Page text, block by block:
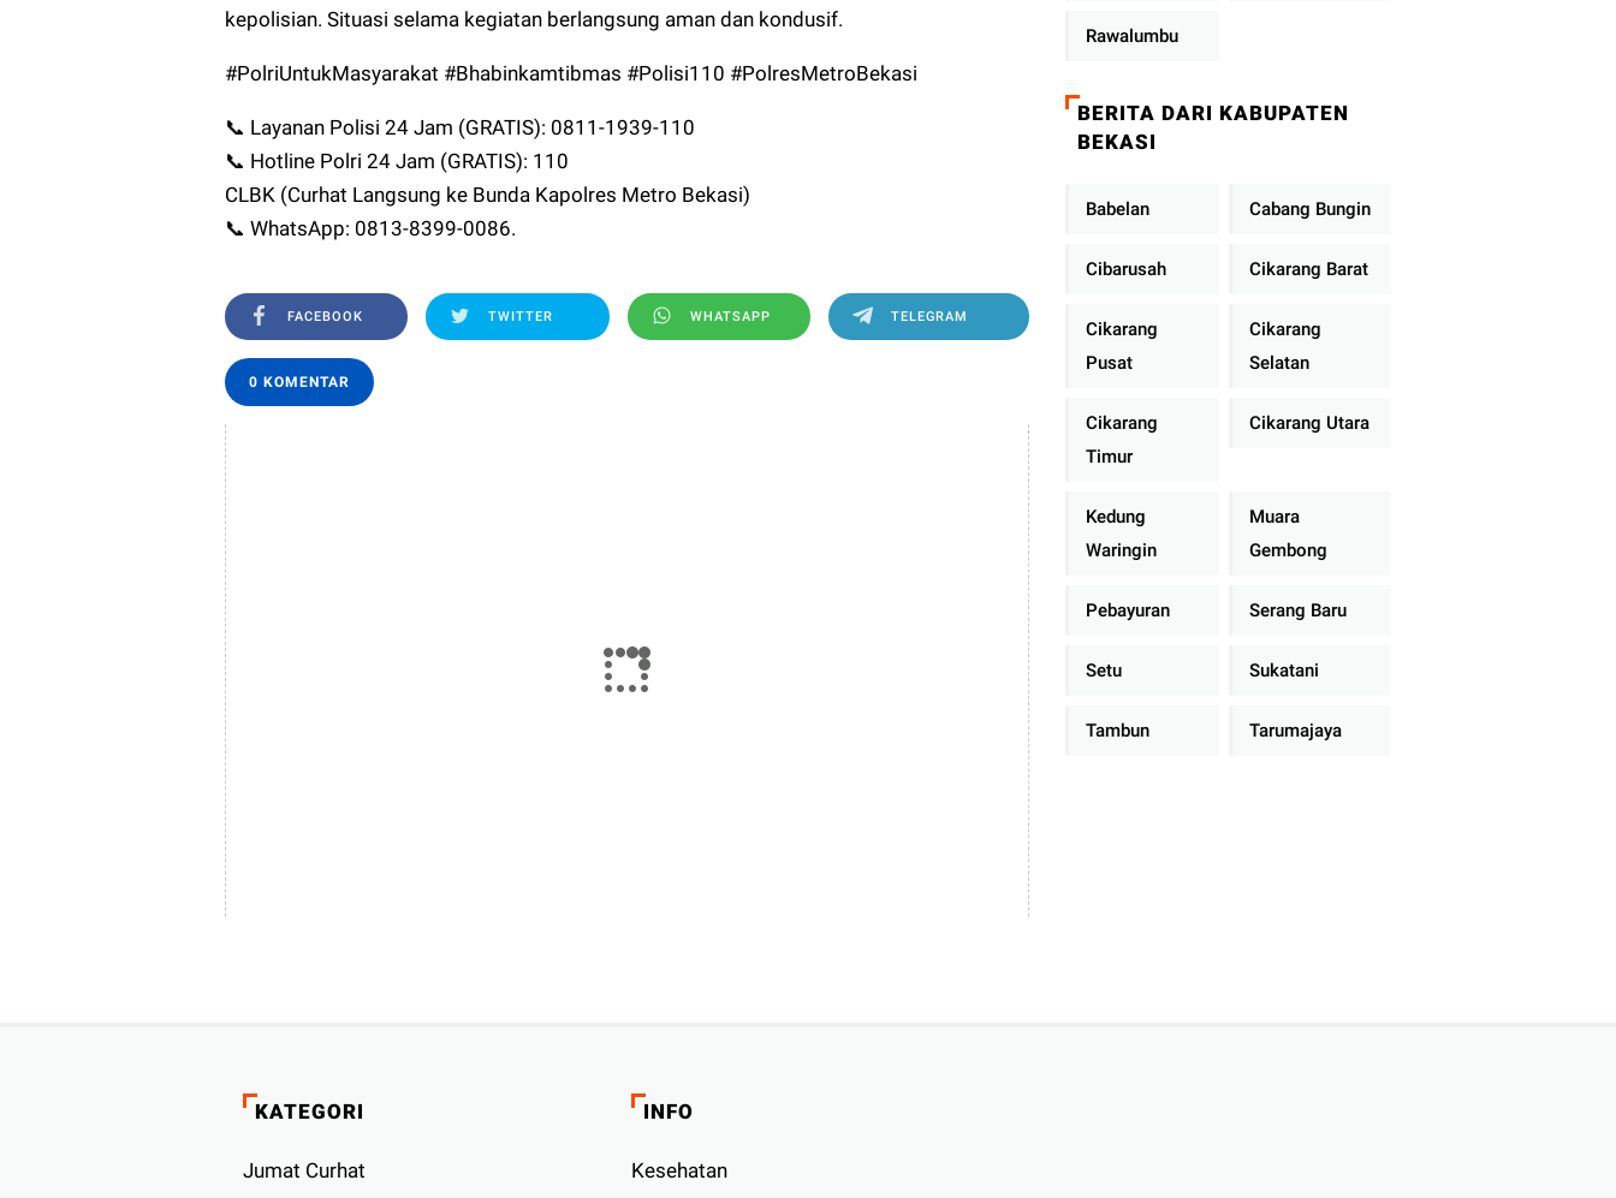
kepolisian. Situasi selama kegiatan berlangsung aman dan kondusif.
#PolriUntukMasyarakat #Bhabinkamtibmas #Polisi110 #PolresMetroBekasi
📞 Layanan Polisi 24 Jam (GRATIS): 0811-1939-110
📞 Hotline Polri 24 Jam (GRATIS): 110
CLBK (Curhat Langsung ke Bunda Kapolres Metro Bekasi)
📞 WhatsApp: 0813-8399-0086.
FACEBOOK TWITTER WHATSAPP TELEGRAM
0 KOMENTAR
Rawalumbu
BERITA DARI KABUPATEN
BEKASI
Babelan Cabang Bungin
Cibarusah Cikarang Barat
Cikarang
Pusat
Cikarang
Selatan
Cikarang
Timur
Cikarang Utara
Kedung
Waringin
Muara
Gembong
Pebayuran Serang Baru
Setu Sukatani
Tambun Tarumajaya
KATEGORI
Jumat Curhat
INFO
Kesehatan